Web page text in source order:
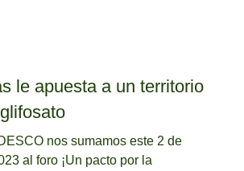
le apuesta a un territorio
nos sumamos este 2 de
al foro ¡Un pacto por la